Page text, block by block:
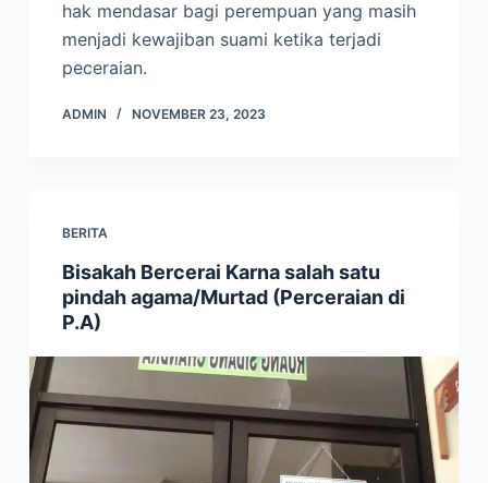
hak mendasar bagi perempuan yang masih
menjadi kewajiban suami ketika terjadi
peceraian.
ADMIN NOVEMBER 23, 2023
BERITA
Bisakah Bercerai Karna salah satu
pindah agama/Murtad (Perceraian di
P.A)